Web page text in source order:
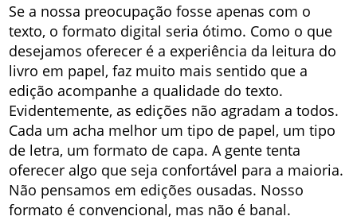
Se a nossa preocupação fosse apenas com o
texto, o formato digital seria ótimo. Como o que
desejamos oferecer é a experiência da leitura do
livro em papel, faz muito mais sentido que a
edição acompanhe a qualidade do texto.
Evidentemente, as edições não agradam a todos.
Cada um acha melhor um tipo de papel, um tipo
de letra, um formato de capa. A gente tenta
oferecer algo que seja confortável para a maioria.
Não pensamos em edições ousadas. Nosso
formato é convencional, mas não é banal.